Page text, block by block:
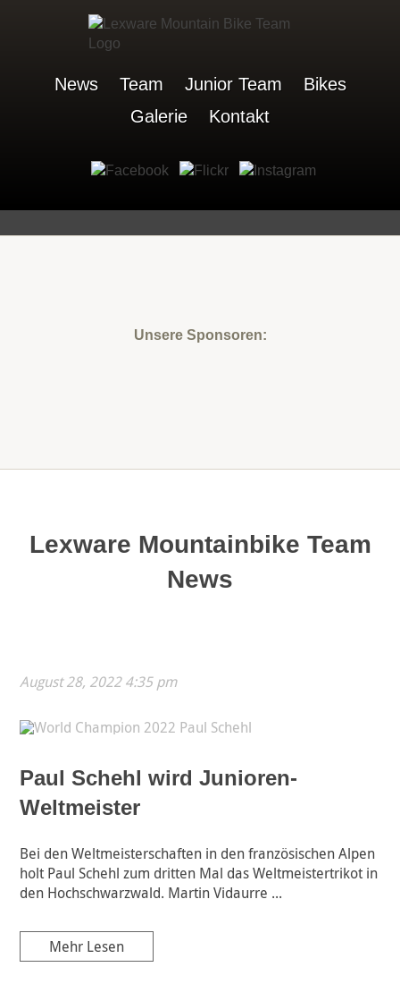
News Team Junior Team
Bikes
Galerie
Kontakt
Unsere Sponsoren:
Lexware Mountainbike Team
News
August 28, 2022 4:35 pm
Paul Schehl wird Junioren-
Weltmeister
Bei den Weltmeisterschaften in den französischen Alpen
holt Paul Schehl zum dritten Mal das Weltmeistertrikot in
den Hochschwarzwald. Martin Vidaurre ...
Mehr Lesen